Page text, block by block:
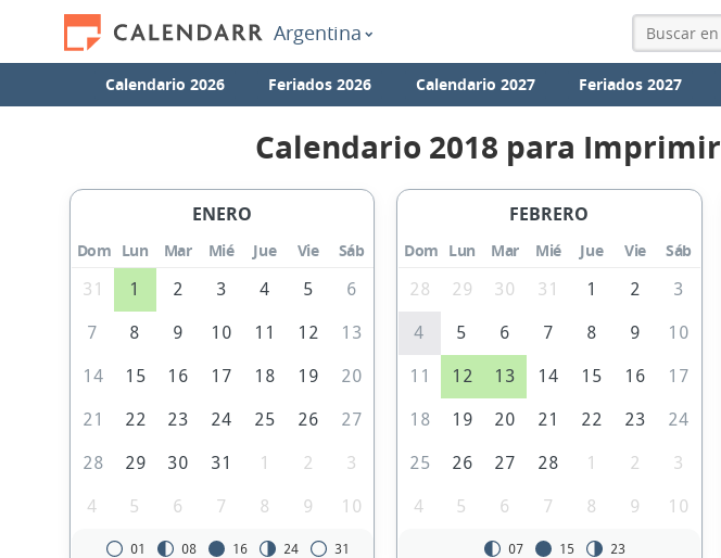
Argentina
Calendario 2026 Feriados 2026 Calendario 2027 Feriados 2027
Calendario 2018 para Imprimir
ENERO
Dom Lun Mar Mié Jue Vie
Sáb
31
1 2 3 4 5 6
7 8 9 10 11 12 13
14 15 16 17 18 19 20
21 22 23 24 25 26 27
28 29 30 31 1 2 3
4 5 6 7 8 9 10
01 08 16 24 31
FEBRERO
Dom Lun Mar Mié Jue Vie
Sáb
28
29 30 31 1 2 3
4 5 6 7 8 9 10
11 12 13 14 15 16 17
18 19 20 21 22 23 24
25 26 27 28 1 2 3
4 5 6 7 8 9 10
07 15 23